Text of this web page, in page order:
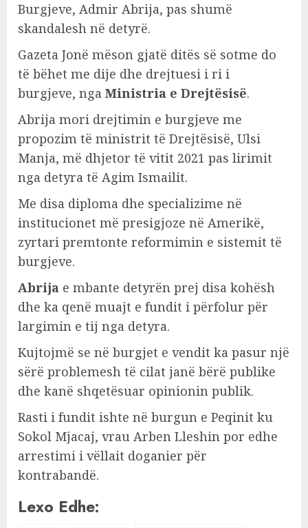
Burgjeve, Admir Abrija, pas shumë
skandalesh në detyrë.
Gazeta Jonë mëson gjatë ditës së sotme do
të bëhet me dije dhe drejtuesi i ri i
burgjeve, nga Ministria e Drejtësisë.
Abrija mori drejtimin e burgjeve me
propozim të ministrit të Drejtësisë, Ulsi
Manja, më dhjetor të vitit 2021 pas lirimit
nga detyra të Agim Ismailit.
Me disa diploma dhe specializime në
institucionet më presigjoze në Amerikë,
zyrtari premtonte reformimin e sistemit të
burgjeve.
Abrija e mbante detyrën prej disa kohësh
dhe ka qenë muajt e fundit i përfolur për
largimin e tij nga detyra.
Kujtojmë se në burgjet e vendit ka pasur një
sërë problemesh të cilat janë bërë publike
dhe kanë shqetësuar opinionin publik.
Rasti i fundit ishte në burgun e Peqinit ku
Sokol Mjacaj, vrau Arben Lleshin por edhe
arrestimi i vëllait doganier për
kontrabandë.
Lexo Edhe: